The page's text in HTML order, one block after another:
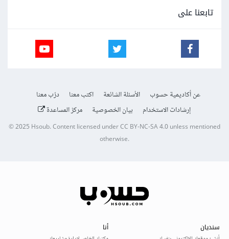
تابعنا على
عن أكاديمية حسوب الأسئلة الشائعة اكتب معنا
درّب معنا
إرشادات الاستخدام
بيان الخصوصية مركز المساعدة
© 2025Hsoub.Content licensed underCC BY-NC-SA 4.0unless mentioned
otherwise.